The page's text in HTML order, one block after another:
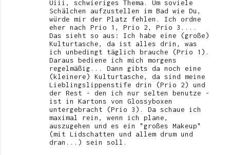
Uiii, schwieriges Thema. Um soviele
Schälchen aufzustellen im Bad wie Du,
würde mir der Platz fehlen. Ich ordne
eher nach Prio 1, Prio 2, Prio 3....
Das sieht so aus: Ich habe eine (große)
Kulturtasche, da ist alles drin, was
ich unbedingt täglich brauche (Prio 1).
Daraus bediene ich mich morgens
regelmäßig... Dann gibts da noch eine
(kleinere) Kulturtasche, da sind meine
Lieblingslippenstife drin (Prio 2) und
der Rest - den ich nur selten benutze -
ist in Kartons von Glossyboxen
untergebracht (Prio 3). Da schaue ich
maximal rein, wenn ich plane,
auszugehen und es ein "großes Makeup"
(mit Lidschatten und allem drum und
dran...) sein soll.